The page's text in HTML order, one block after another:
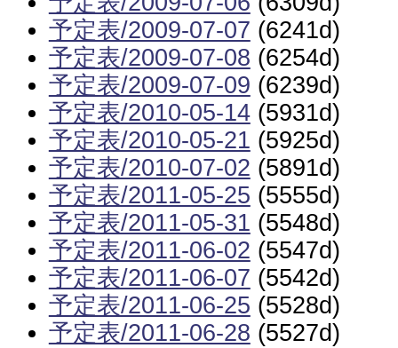
予定表/2009-07-07 (6241d)
予定表/2009-07-08 (6254d)
予定表/2009-07-09 (6239d)
予定表/2010-05-14(5931d)
予定表/2010-05-21 (5925d)
予定表/2010-07-02 (5891d)
予定表/2011-05-25 (5555d)
予定表/2011-05-31 (5548d)
予定表/2011-06-02 (5547d)
予定表/2011-06-07 (5542d)
予定表/2011-06-25 (5528d)
予定表/2011-06-28 (5527d)